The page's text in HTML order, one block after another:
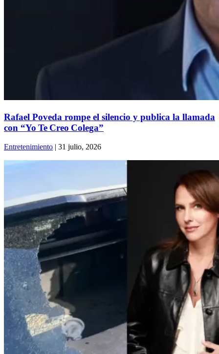
Rafael Poveda rompe el silencio y publica la llamada
con “Yo Te Creo Colega”
Entretenimiento | 31 julio, 2026